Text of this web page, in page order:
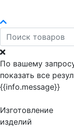
По вашему
показать все
{{info.message}}
Изготовление
изделий